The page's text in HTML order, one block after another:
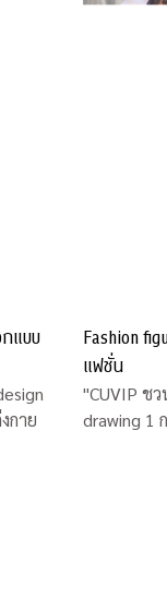
แบบ
กาย
Fashion
แฟชั่น
"CUVIP ช
drawing 1